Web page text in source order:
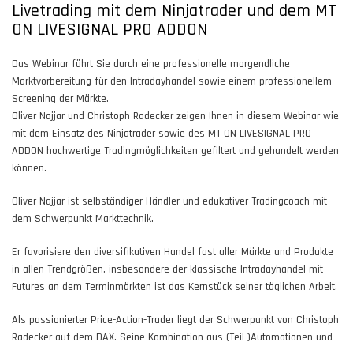
Livetrading mit dem Ninjatrader und dem MT
ON LIVESIGNAL PRO ADDON
Das Webinar führt Sie durch eine professionelle morgendliche
Marktvorbereitung für den Intradayhandel sowie einem professionellem
Screening der Märkte.
Oliver Najjar und Christoph Radecker zeigen Ihnen in diesem Webinar wie
mit dem Einsatz des Ninjatrader sowie des MT ON LIVESIGNAL PRO
ADDON hochwertige Tradingmöglichkeiten gefiltert und gehandelt werden
können.
Oliver Najjar ist selbständiger Händler und edukativer Tradingcoach mit
dem Schwerpunkt Markttechnik.
Er favorisiere den diversifikativen Handel fast aller Märkte und Produkte
in allen Trendgrößen, insbesondere der klassische Intradayhandel mit
Futures an dem Terminmärkten ist das Kernstück seiner täglichen Arbeit.
Als passionierter Price-Action-Trader liegt der Schwerpunkt von Christoph
Radecker auf dem DAX. Seine Kombination aus (Teil-)Automationen und